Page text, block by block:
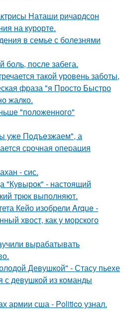
Наташи ричардсон
на курорте.
в семье с болезнями
после забега.
такой уровень заботы,
фраза "я Просто Быстро
жалко.
"положенного"
уже Пoдъeзжаем", а
сpочная опеpация
- сис.
"Кувырок" - настоящий
трюк выполняют.
Кейо изобрели Arque -
хвост, как у морского
вырабатывать
Девушкой" - Стасу пьехе
девушкой из команды
армии сша - Politico узнал.